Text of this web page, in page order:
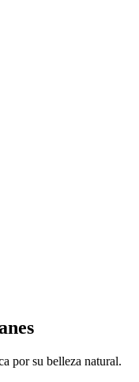
por su belleza natural.